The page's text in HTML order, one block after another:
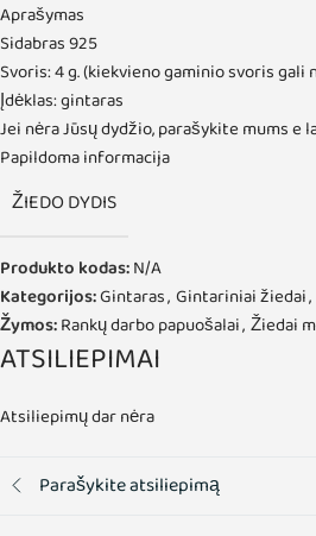
Aprašymas
Sidabras 925
Svoris: 4 g. (kiekvieno gaminio svoris
Įdėklas: gintaras
Jei nėra Jūsų dydžio, parašykite mums e
Papildoma informacija
ŽIEDO DYDIS
Produkto kodas:N/A
Kategorijos:Gintaras, Gintariniai žiedai,
Žymos:Rankų darbo papuošalai, Žiedai
ATSILIEPIMAI
Atsiliepimų dar nėra
Parašykite atsiliepimą